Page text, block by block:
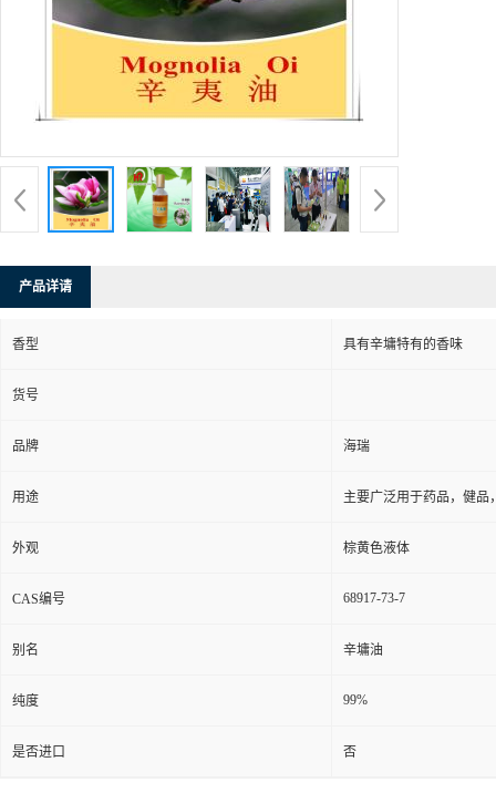
产品详请
香型 具有辛墉特有的香味
货号
品牌 海瑞
用途 主要广泛用于药品，健品
外观 棕黄色液体
CAS编号 68917-73-7
别名 辛墉油
纯度 99%
是否进口 否